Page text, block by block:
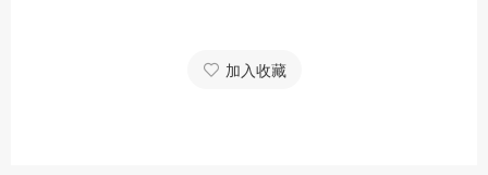
加入收藏